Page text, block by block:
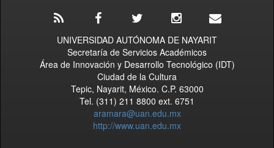
UNIVERSIDAD AUTÓNOMA DE NAYARIT
Secretaría de Servicios Académicos
Área de Innovación y Desarrollo Tecnológico (IDT)
Ciudad de la Cultura
Tepic, Nayarit, México. C.P. 63000
Tel. (311) 211 8800 ext. 6751
aramara@uan.edu.mx
http://www.uan.edu.mx